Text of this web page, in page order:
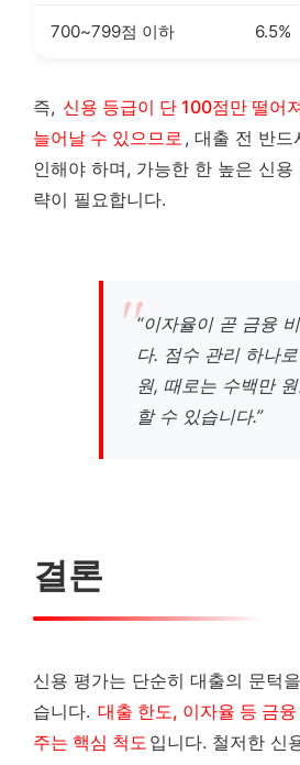
700~799점 이하 6.5%
즉, 신용 등급이 단 100점만 떨어
늘어날 수 있으므로 , 대출 전 반
인해야 하며, 가능한 한 높은 신용
략이 필요합니다.
“이자율이 곧 금융
다. 점수 관리 하나
원, 때로는 수백만
할 수 있습니다.”
결론
신용 평가는 단순히 대출의 문턱
습니다. 대출 한도, 이자율 등 금
주는 핵심 척도 입니다. 철저한 신